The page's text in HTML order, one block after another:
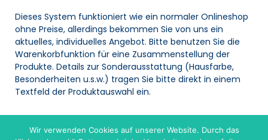
Dieses System funktioniert wie ein normaler Onlineshop
ohne Preise, allerdings bekommen Sie von uns ein
aktuelles, individuelles Angebot. Bitte benutzen Sie die
Warenkorbfunktion für eine Zusammenstellung der
Produkte. Details zur Sonderausstattung (Hausfarbe,
Besonderheiten u.s.w.) tragen Sie bitte direkt in einem
Textfeld der Produktauswahl ein.
WARENKORB
Wir verwenden Cookies auf unserer Website. Durch das